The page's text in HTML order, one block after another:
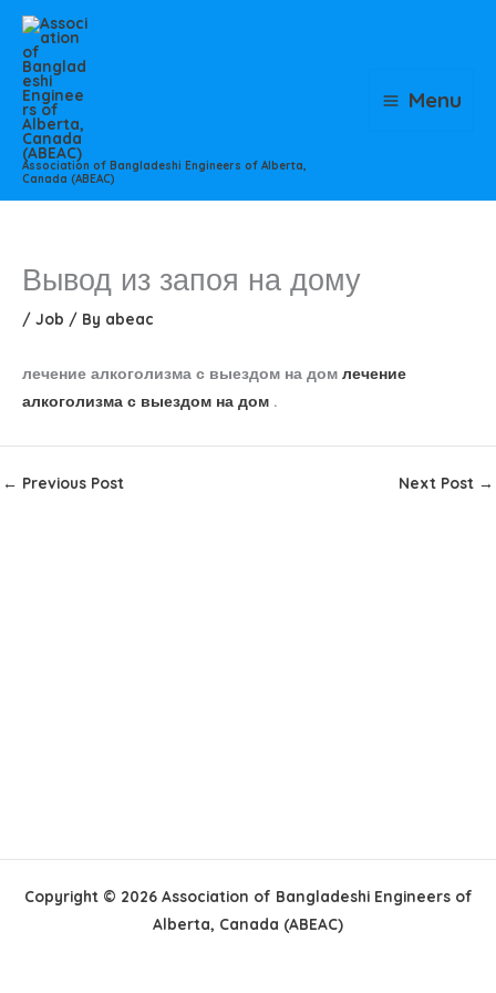
Skip
content
Association of Bangladeshi Engineers of Alberta,
Canada (ABEAC)
Menu
Вывод из запоя на дому
/ Job / By abeac
лечение алкоголизма с выездом на дом лечение
алкоголизма с выездом на дом .
← Previous Post Next Post →
Copyright © 2026 Association of Bangladeshi Engineers of
Alberta, Canada (ABEAC)